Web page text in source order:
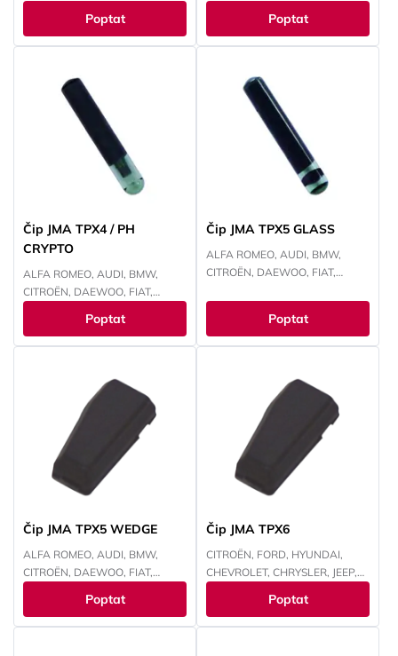
Poptat
KIA, MAZDA, MITSUBISHI,
NISSAN, PEUGEOT, RENAULT,
YAMAHA
Poptat
Čip JMA TPX4 / PH
CRYPTO
ALFA ROMEO, AUDI, BMW,
CITROËN, DAEWOO, FIAT,
CHEVROLET, CHRYSLER, ISUZU,
IVECO, JEEP, KIA, LANCIA, LAND
OPEL, PEUGEOT, RENAULT,
SMART, SUZUKI, TOYOTA,
VOKSWAGEN
Poptat
Čip JMA TPX5 GLASS
ALFA ROMEO, AUDI, BMW,
CITROËN, DAEWOO, FIAT,
CHEVROLET, CHRYSLER, ISUZU,
IVECO, JEEP, KAWASAKI, KIA,
LANCIA, LAND ROVER, LEXUS,
OPEL, PEUGEOT, RENAULT,
SMART, SUBARU, SUZUKI,
TOYOTA, VOKSWAGEN,
Poptat
Čip JMA TPX5 WEDGE
ALFA ROMEO, AUDI, BMW,
CITROËN, DAEWOO, FIAT,
CHEVROLET, CHRYSLER, ISUZU,
IVECO, JEEP, KAWASAKI, KIA,
Poptat
Čip JMA TPX6
CITROËN, FORD, HYUNDAI,
CHEVROLET, CHRYSLER, JEEP,
MITSUBISHI, NISSAN, PEUGEOT,
RENAULT, SUBARU, SUZUKI,
Poptat